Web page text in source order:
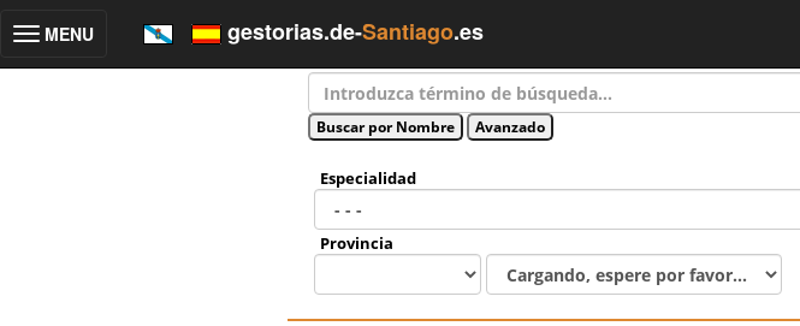
Toggle
MENU gestorias.de-Santiago.es
Especialidad
Provincia